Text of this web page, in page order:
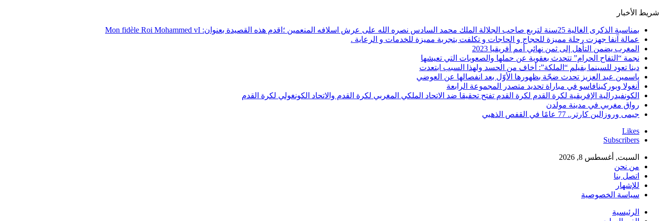
شريط الأخبار
بمناسبة الذكرى الغالية 25سنة لتربع صاحب الجلالة الملك محمد السادس نصره الله على عرش اسلافه المنعمين ؛اقدم هذه القصيدة بعنوان: Mon fidèle Roi Mohammed vI
عمالة آنفا جهزت رحلة مميزة للحجاج و الحاجات و تكلفت بتجربة مميزة للخدمات و الرعاية .
المغرب يضمن التأهل إلى ثمن نهائي أمم أفريقيا 2023
نجمة “التفاح الحرام” تتحدث بعقوية عن حملها والصعوبات التي تعيشها
دينا تعود للسينما بفيلم “الملكة”: أخاف من الحسد ولهذا السبب ابتعدت
ياسمين عبد العزيز تحدث ضجّة بظهورها الأوّل بعد انفصالها عن العوضي
أنغولا وبوركينافاسو في مباراة تحديد متصدر المجموعة الرابعة
الكونفيدرالية الإفريقية لكرة القدم لكرة القدم تفتح تحقيقا ضد الاتحاد الملكي المغربي لكرة القدم والاتحاد الكونغولي لكرة القدم
رواق مغربي في مدينة مولدن
جيمى وروزالين كارتر.. 77 عامًا في القفص الذهبي
Likes
Subscribers
السبت, أغسطس 8, 2026
من نحن
اتصل بنا
للإشهار
سياسة الخصوصية
الرئيسية